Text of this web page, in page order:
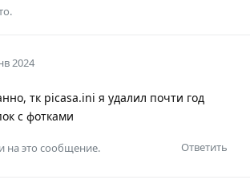
2024
тк picasa.ini я удалил почти год
с фотками
Ответить
на это сообщение.